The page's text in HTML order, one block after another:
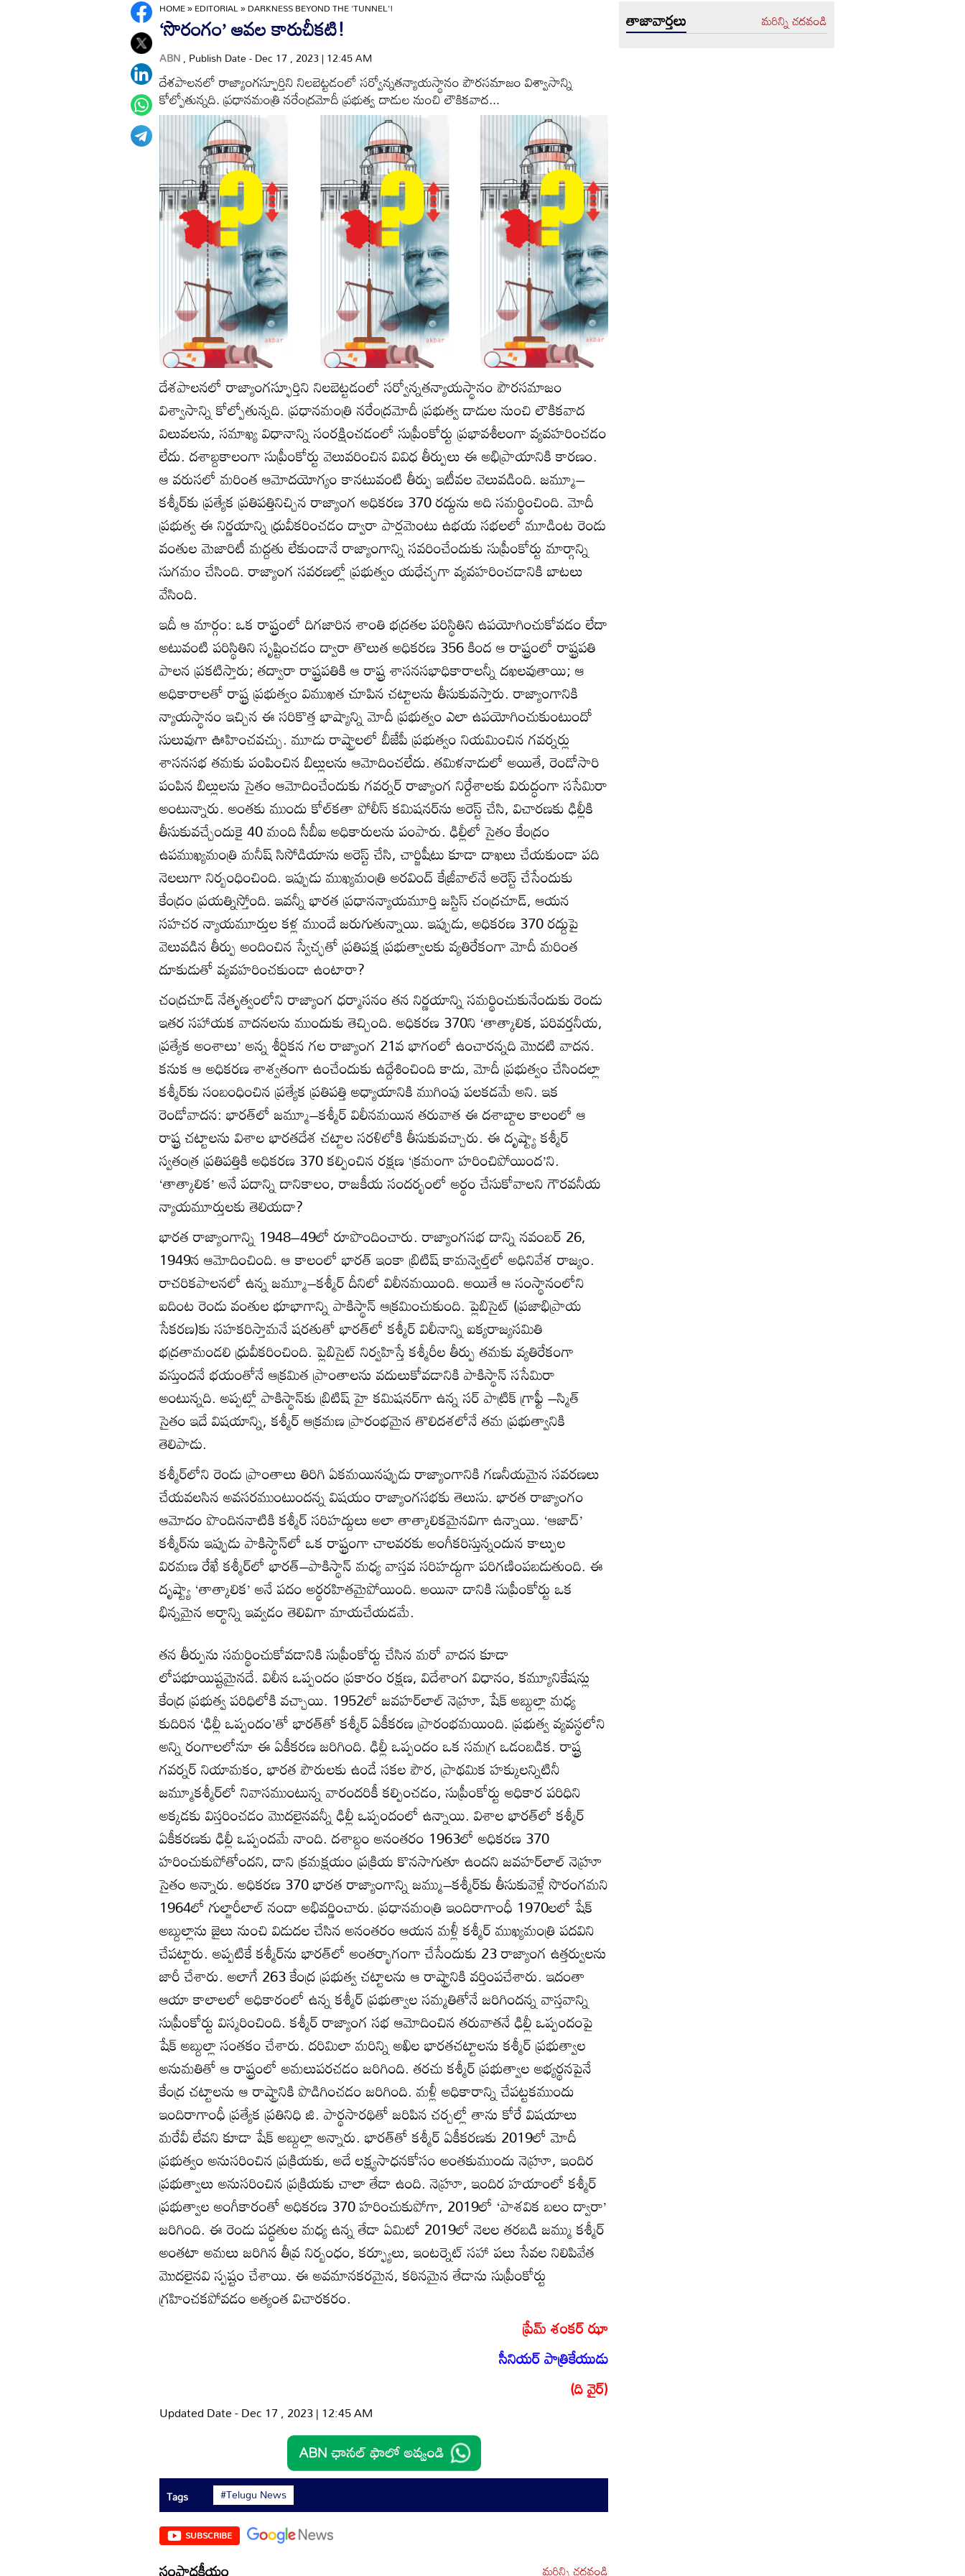
HOME»EDITORIAL»DARKNESS BEYOND THE 'TUNNEL'!
‘సొరంగం’ ఆవల కారుచీకటి!
ABN, Publish Date - Dec 17 , 2023 | 12:45 AM
దేశపాలనలో రాజ్యాంగస్ఫూర్తిని నిలబెట్టడంలో సర్వోన్నతన్యాయస్థానం పౌరసమాజం విశ్వాసాన్ని
కోల్పోతున్నది. ప్రధానమంత్రి నరేంద్రమోదీ ప్రభుత్వ దాడుల నుంచి లౌకికవాద...
దేశపాలనలో రాజ్యాంగస్ఫూర్తిని నిలబెట్టడంలో సర్వోన్నతన్యాయస్థానం పౌరసమాజం
విశ్వాసాన్ని కోల్పోతున్నది. ప్రధానమంత్రి నరేంద్రమోదీ ప్రభుత్వ దాడుల నుంచి లౌకికవాద
విలువలను, సమాఖ్య విధానాన్ని సంరక్షించడంలో సుప్రీంకోర్టు ప్రభావశీలంగా వ్యవహరించడం
లేదు. దశాబ్దకాలంగా సుప్రీంకోర్టు వెలువరించిన వివిధ తీర్పులు ఈ అభిప్రాయానికి కారణం.
ఆ వరుసలో మరింత ఆమోదయోగ్యం కానటువంటి తీర్పు ఇటీవల వెలువడింది. జమ్మూ–
కశ్మీర్‌కు ప్రత్యేక ప్రతిపత్తినిచ్చిన రాజ్యాంగ అధికరణ 370 రద్దును అది సమర్థించింది. మోదీ
ప్రభుత్వ ఈ నిర్ణయాన్ని ధ్రువీకరించడం ద్వారా పార్లమెంటు ఉభయ సభలలో మూడింట రెండు
వంతుల మెజారిటీ మద్దతు లేకుండానే రాజ్యాంగాన్ని సవరించేందుకు సుప్రీంకోర్టు మార్గాన్ని
సుగమం చేసింది. రాజ్యాంగ సవరణల్లో ప్రభుత్వం యధేచ్ఛగా వ్యవహరించడానికి బాటలు
వేసింది.
ఇదీ ఆ మార్గం: ఒక రాష్ట్రంలో దిగజారిన శాంతి భద్రతల పరిస్థితిని ఉపయోగించుకోవడం లేదా
అటువంటి పరిస్థితిని సృష్టించడం ద్వారా తొలుత అధికరణ 356 కింద ఆ రాష్ట్రంలో రాష్ట్రపతి
పాలన ప్రకటిస్తారు; తద్వారా రాష్ట్రపతికి ఆ రాష్ట్ర శాసనసభాధికారాలన్నీ దఖలవుతాయి; ఆ
అధికారాలతో రాష్ట్ర ప్రభుత్వం విముఖత చూపిన చట్టాలను తీసుకువస్తారు. రాజ్యాంగానికి
న్యాయస్థానం ఇచ్చిన ఈ సరికొత్త భాష్యాన్ని మోదీ ప్రభుత్వం ఎలా ఉపయోగించుకుంటుందో
సులువుగా ఊహించవచ్చు. మూడు రాష్ట్రాలలో బీజేపీ ప్రభుత్వం నియమించిన గవర్నర్లు
శాసనసభ తమకు పంపించిన బిల్లులను ఆమోదించలేదు. తమిళనాడులో అయితే, రెండోసారి
పంపిన బిల్లులను సైతం ఆమోదించేందుకు గవర్నర్ రాజ్యాంగ నిర్దేశాలకు విరుద్ధంగా ససేమిరా
అంటున్నారు. అంతకు ముందు కోల్‌కతా పోలీస్ కమిషనర్‌ను అరెస్ట్ చేసి, విచారణకు ఢిల్లీకి
తీసుకువచ్చేందుకై 40 మంది సీబీఐ అధికారులను పంపారు. ఢిల్లీలో సైతం కేంద్రం
ఉపముఖ్యమంత్రి మనీష్ సిసోడియాను అరెస్ట్ చేసి, చార్జిషీటు కూడా దాఖలు చేయకుండా పది
నెలలుగా నిర్బంధించింది. ఇప్పుడు ముఖ్యమంత్రి అరవింద్ కేజ్రీవాల్‌నే అరెస్ట్ చేసేందుకు
కేంద్రం ప్రయత్నిస్తోంది. ఇవన్నీ భారత ప్రధానన్యాయమూర్తి జస్టిస్ చంద్రచూడ్, ఆయన
సహచర న్యాయమూర్తుల కళ్ల ముందే జరుగుతున్నాయి. ఇప్పుడు, అధికరణ 370 రద్దుపై
వెలువడిన తీర్పు అందించిన స్వేచ్ఛతో ప్రతిపక్ష ప్రభుత్వాలకు వ్యతిరేకంగా మోదీ మరింత
దూకుడుతో వ్యవహరించకుండా ఉంటారా?
చంద్రచూడ్ నేతృత్వంలోని రాజ్యాంగ ధర్మాసనం తన నిర్ణయాన్ని సమర్థించుకునేందుకు రెండు
ఇతర సహాయక వాదనలను ముందుకు తెచ్చింది. అధికరణ 370ని ‘తాత్కాలిక, పరివర్తనీయ,
ప్రత్యేక అంశాలు’ అన్న శీర్షికన గల రాజ్యాంగ 21వ భాగంలో ఉంచారన్నది మొదటి వాదన.
కనుక ఆ అధికరణ శాశ్వతంగా ఉంచేందుకు ఉద్దేశించింది కాదు, మోదీ ప్రభుత్వం చేసిందల్లా
కశ్మీర్‌కు సంబంధించిన ప్రత్యేక ప్రతిపత్తి అధ్యాయానికి ముగింపు పలకడమే అని. ఇక
రెండోవాదన: భారత్‌లో జమ్మూ–కశ్మీర్ విలీనమయిన తరువాత ఈ దశాబ్దాల కాలంలో ఆ
రాష్ట్ర చట్టాలను విశాల భారతదేశ చట్టాల సరళిలోకి తీసుకువచ్చారు. ఈ దృష్ట్యా కశ్మీర్
స్వతంత్ర ప్రతిపత్తికి అధికరణ 370 కల్పించిన రక్షణ ‘క్రమంగా హరించిపోయింద’ని.
‘తాత్కాలిక’ అనే పదాన్ని దానికాలం, రాజకీయ సందర్భంలో అర్థం చేసుకోవాలని గౌరవనీయ
న్యాయమూర్తులకు తెలియదా?
భారత రాజ్యాంగాన్ని 1948–49లో రూపొందించారు. రాజ్యాంగసభ దాన్ని నవంబర్ 26,
1949న ఆమోదించింది. ఆ కాలంలో భారత్ ఇంకా బ్రిటిష్ కామన్వెల్త్‌లో అధినివేశ రాజ్యం.
రాచరికపాలనలో ఉన్న జమ్మూ–కశ్మీర్ దీనిలో విలీనమయింది. అయితే ఆ సంస్థానంలోని
ఐదింట రెండు వంతుల భూభాగాన్ని పాకిస్థాన్‌ ఆక్రమించుకుంది. ప్లెబిసైట్ (ప్రజాభిప్రాయ
సేకరణ)కు సహకరిస్తామనే షరతుతో భారత్‌లో కశ్మీర్ విలీనాన్ని ఐక్యరాజ్యసమితి
భద్రతామండలి ధ్రువీకరించింది. ప్లెబిసైట్ నిర్వహిస్తే కశ్మీరీల తీర్పు తమకు వ్యతిరేకంగా
వస్తుందనే భయంతోనే ఆక్రమిత ప్రాంతాలను వదులుకోవడానికి పాకిస్థాన్ ససేమిరా
అంటున్నది. అప్పట్లో పాకిస్థాన్‌కు బ్రిటిష్ హై కమిషనర్‌గా ఉన్న సర్ పాట్రిక్ గ్రాఫ్టీ –స్మిత్
సైతం ఇదే విషయాన్ని, కశ్మీర్ ఆక్రమణ ప్రారంభమైన తొలిదశలోనే తమ ప్రభుత్వానికి
తెలిపాడు.
కశ్మీర్‌లోని రెండు ప్రాంతాలు తిరిగి ఏకమయినప్పుడు రాజ్యాంగానికి గణనీయమైన సవరణలు
చేయవలసిన అవసరముంటుందన్న విషయం రాజ్యాంగసభకు తెలుసు. భారత రాజ్యాంగం
ఆమోదం పొందిననాటికి కశ్మీర్ సరిహద్దులు అలా తాత్కాలికమైనవిగా ఉన్నాయి. ‘ఆజాద్’
కశ్మీర్‌ను ఇప్పుడు పాకిస్థాన్‌లో ఒక రాష్ట్రంగా చాలవరకు అంగీకరిస్తున్నందున కాల్పుల
విరమణ రేఖే కశ్మీర్‌లో భారత్–పాకిస్థాన్ మధ్య వాస్తవ సరిహద్దుగా పరిగణింపబడుతుంది. ఈ
దృష్ట్యా ‘తాత్కాలిక’ అనే పదం అర్థరహితమైపోయింది. అయినా దానికి సుప్రీంకోర్టు ఒక
భిన్నమైన అర్థాన్ని ఇవ్వడం తెలివిగా మాయచేయడమే.
తన తీర్పును సమర్థించుకోవడానికి సుప్రీంకోర్టు చేసిన మరో వాదన కూడా
లోపభూయిష్టమైనదే. విలీన ఒప్పందం ప్రకారం రక్షణ, విదేశాంగ విధానం, కమ్యూనికేషన్లు
కేంద్ర ప్రభుత్వ పరిధిలోకి వచ్చాయి. 1952లో జవహర్‌లాల్ నెహ్రూ, షేక్ అబ్దుల్లా మధ్య
కుదిరిన ‘ఢిల్లీ ఒప్పందం’తో భారత్‌తో కశ్మీర్ ఏకీకరణ ప్రారంభమయింది. ప్రభుత్వ వ్యవస్థలోని
అన్ని రంగాలలోనూ ఈ ఏకీకరణ జరిగింది. ఢిల్లీ ఒప్పందం ఒక సమగ్ర ఒడంబడిక. రాష్ట్ర
గవర్నర్ నియామకం, భారత పౌరులకు ఉండే సకల పౌర, ప్రాథమిక హక్కులన్నిటినీ
జమ్మూకశ్మీర్‌లో నివాసముంటున్న వారందరికీ కల్పించడం, సుప్రీంకోర్టు అధికార పరిధిని
అక్కడకు విస్తరించడం మొదలైనవన్నీ ఢిల్లీ ఒప్పందంలో ఉన్నాయి. విశాల భారత్‌లో కశ్మీర్
ఏకీకరణకు ఢిల్లీ ఒప్పందమే నాంది. దశాబ్దం అనంతరం 1963లో అధికరణ 370
హరించుకుపోతోందని, దాని క్రమక్షయం ప్రక్రియ కొనసాగుతూ ఉందని జవహర్‌లాల్ నెహ్రూ
సైతం అన్నారు. అధికరణ 370 భారత రాజ్యాంగాన్ని జమ్ము–కశ్మీర్‌కు తీసుకువెళ్లే సొరంగమని
1964లో గుల్జారీలాల్ నందా అభివర్ణించారు. ప్రధానమంత్రి ఇందిరాగాంధీ 1970లలో షేక్
అబ్దుల్లాను జైలు నుంచి విడుదల చేసిన అనంతరం ఆయన మళ్లీ కశ్మీర్ ముఖ్యమంత్రి పదవిని
చేపట్టారు. అప్పటికే కశ్మీర్‌ను భారత్‌లో అంతర్భాగంగా చేసేందుకు 23 రాజ్యాంగ ఉత్తర్వులను
జారీ చేశారు. అలాగే 263 కేంద్ర ప్రభుత్వ చట్టాలను ఆ రాష్ట్రానికి వర్తింపచేశారు. ఇదంతా
ఆయా కాలాలలో అధికారంలో ఉన్న కశ్మీర్ ప్రభుత్వాల సమ్మతితోనే జరిగిందన్న వాస్తవాన్ని
సుప్రీంకోర్టు విస్మరించింది. కశ్మీర్ రాజ్యాంగ సభ ఆమోదించిన తరువాతనే ఢిల్లీ ఒప్పందంపై
షేక్ అబ్దుల్లా సంతకం చేశారు. దరిమిలా మరిన్ని అఖిల భారతచట్టాలను కశ్మీర్ ప్రభుత్వాల
అనుమతితో ఆ రాష్ట్రంలో అమలుపరచడం జరిగింది. తరచు కశ్మీర్ ప్రభుత్వాల అభ్యర్థనపైనే
కేంద్ర చట్టాలను ఆ రాష్ట్రానికి పొడిగించడం జరిగింది. మళ్లీ అధికారాన్ని చేపట్టకముందు
ఇందిరాగాంధీ ప్రత్యేక ప్రతినిధి జి. పార్థసారథితో జరిపిన చర్చల్లో తాను కోరే విషయాలు
మరేవీ లేవని కూడా షేక్ అబ్దుల్లా అన్నారు. భారత్‌తో కశ్మీర్ ఏకీకరణకు 2019లో మోదీ
ప్రభుత్వం అనుసరించిన ప్రక్రియకు, అదే లక్ష్యసాధనకోసం అంతకుముందు నెహ్రూ, ఇందిర
ప్రభుత్వాలు అనుసరించిన ప్రక్రియకు చాలా తేడా ఉంది. నెహ్రూ, ఇందిర హయాంలో కశ్మీర్
ప్రభుత్వాల అంగీకారంతో అధికరణ 370 హరించుకుపోగా, 2019లో ‘పాశవిక బలం ద్వారా’
జరిగింది. ఈ రెండు పద్ధతుల మధ్య ఉన్న తేడా ఏమిటో 2019లో నెలల తరబడి జమ్ము కశ్మీర్
అంతటా అమలు జరిగిన తీవ్ర నిర్బంధం, కర్ఫ్యూలు, ఇంటర్నెట్ సహా పలు సేవల నిలిపివేత
మొదలైనవి స్పష్టం చేశాయి. ఈ అవమానకరమైన, కఠినమైన తేడాను సుప్రీంకోర్టు
గ్రహించకపోవడం అత్యంత విచారకరం.
ప్రేమ్ శంకర్ ఝా
సీనియర్ పాత్రికేయుడు
(ది వైర్)
Updated Date - Dec 17 , 2023 | 12:45 AM
Tags #Telugu News
SUBSCRIBE
మరిన్ని చదవండి
తాజావార్తలు మరిన్ని చదవండి